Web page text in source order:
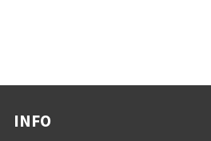
INFO